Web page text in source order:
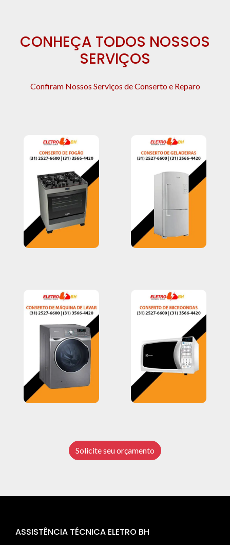
CONHEÇA TODOS NOSSOS
SERVIÇOS
Confiram Nossos Serviços de Conserto e Reparo
Solicite seu orçamento
ASSISTÊNCIA TÉCNICA ELETRO BH